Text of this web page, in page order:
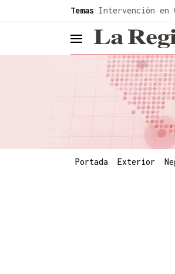
Temas Intervención en
header.menu.open
Portada Exterior